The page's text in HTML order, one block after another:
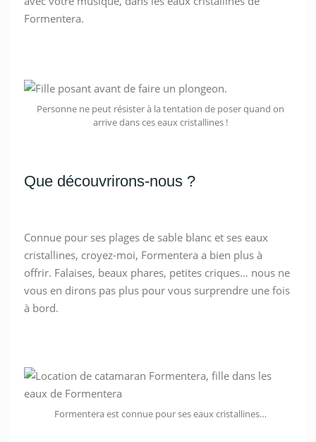
Formentera.
Personne ne peut résister à la tentation de poser quand on
arrive dans ces eaux cristallines !
Que découvrirons-nous ?
Connue pour ses plages de sable blanc et ses eaux
cristallines, croyez-moi, Formentera a bien plus à
offrir. Falaises, beaux phares, petites criques… nous ne
vous en dirons pas plus pour vous surprendre une fois
à bord.
Formentera est connue pour ses eaux cristallines…